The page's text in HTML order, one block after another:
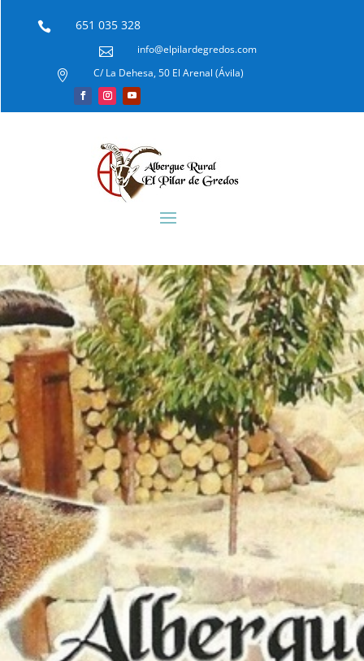
 651 035 328

info@elpilardegredos.com

C/ La Dehesa, 50 El Arenal (Ávila)